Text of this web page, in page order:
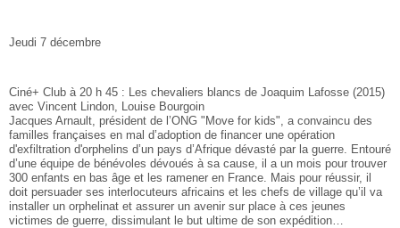
Jeudi 7 décembre
Ciné+ Club à 20 h 45 : Les chevaliers blancs de Joaquim Lafosse (2015)
avec Vincent Lindon, Louise Bourgoin
Jacques Arnault, président de l’ONG "Move for kids", a convaincu des
familles françaises en mal d’adoption de financer une opération
d'exfiltration d'orphelins d’un pays d’Afrique dévasté par la guerre. Entouré
d’une équipe de bénévoles dévoués à sa cause, il a un mois pour trouver
300 enfants en bas âge et les ramener en France. Mais pour réussir, il
doit persuader ses interlocuteurs africains et les chefs de village qu’il va
installer un orphelinat et assurer un avenir sur place à ces jeunes
victimes de guerre, dissimulant le but ultime de son expédition…